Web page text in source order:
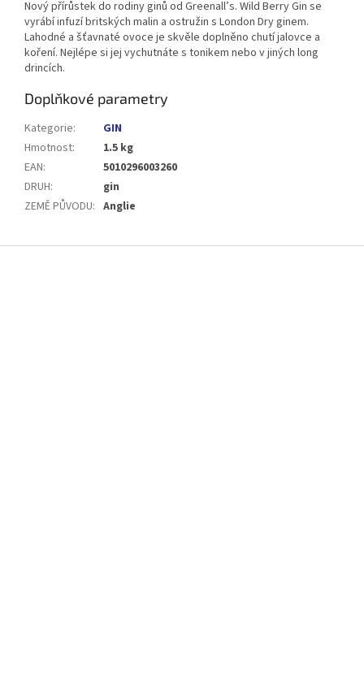
Nový přírůstek do rodiny ginů od Greenall’s. Wild Berry Gin se
vyrábí infuzí britských malin a ostružin s London Dry ginem.
Lahodné a šťavnaté ovoce je skvěle doplněno chutí jalovce a
koření. Nejlépe si jej vychutnáte s tonikem nebo v jiných long
drincích.
Doplňkové parametry
Kategorie:
GIN
Hmotnost:
1.5 kg
EAN:
5010296003260
DRUH:
gin
ZEMĚ PŮVODU: Anglie